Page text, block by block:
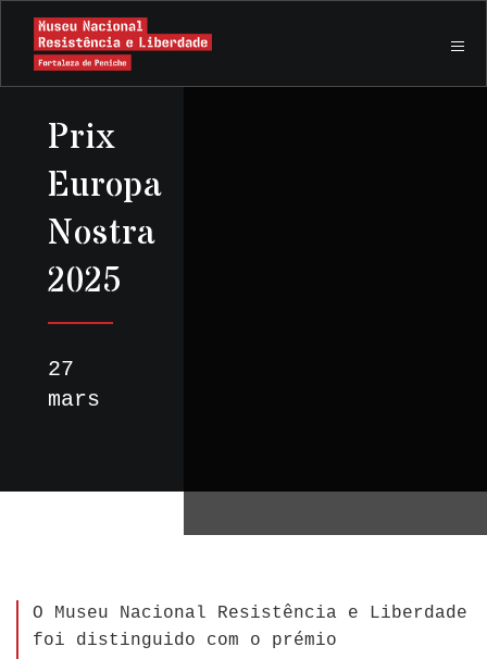
Prix
Europa
Nostra
2025
27
mars
O Museu Nacional Resistência e Liberdade
foi distinguido com o prémio